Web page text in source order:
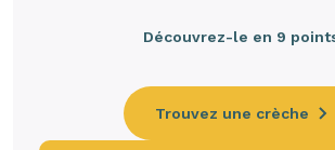
Découvrez-le en 9
Trouvez une crèche